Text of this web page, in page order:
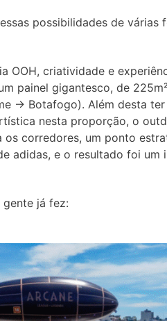
possibilidades de várias
OOH, criatividade e
painel gigantesco, de
→ Botafogo). Além desta
nesta proporção, o
os corredores, um ponto
adidas, e o resultado foi um
já fez: